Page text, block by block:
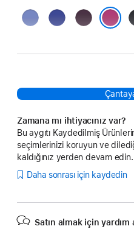
Mor Menekşe
Laciverttaş
Kırmızı
Zamana mı ihtiyacınız var?
Bu aygıtı Kaydedilmiş
seçimlerinizi koruyun ve
kaldığınız yerden devam edin.
Daha sonrası için kaydedin
Satın almak için yardım